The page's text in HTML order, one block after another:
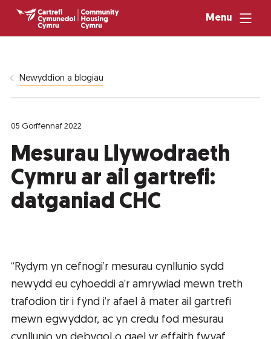
Menu
Newyddion a blogiau
05 Gorffennaf 2022
Mesurau Llywodraeth
Cymru ar ail gartrefi:
datganiad CHC
“Rydym yn cefnogi’r mesurau cynllunio sydd
newydd eu cyhoeddi a’r amrywiad mewn treth
trafodion tir i fynd i’r afael â mater ail gartrefi
mewn egwyddor, ac yn credu fod mesurau